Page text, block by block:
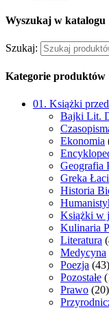
Wyszukaj w katalogu
Szukaj:
Kategorie produktów
01. Książki
Bajki Lit.
Ekonomia
Geografia
Greka
Historia
Książki w
Kulinaria
Literatura
Medycyna
Poezja (43)
Pozostałe
Prawo (20)